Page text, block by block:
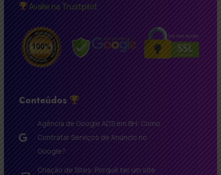
Avalie na Trustpilot
Conteúdos
Agência de Google ADS em BH: Como
Contratar Serviços de Anúncio no
Google?
Criação de Sites: Porquê ter um site